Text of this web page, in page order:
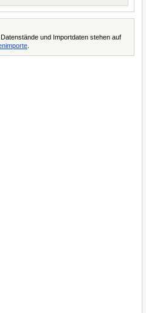
und Importdaten stehen auf